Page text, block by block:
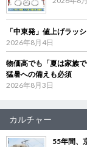
「中東発」値上げラッ
2026年8月4日
物価高でも「夏は家族
猛暑への備えも必須
2026年8月3日
カルチャー
55年間、